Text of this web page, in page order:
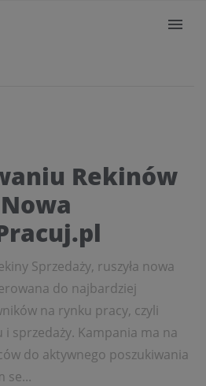
Rekinów
Sprzedaży, ruszyła nowa
do najbardziej
na rynku pracy, czyli
sprzedaży. Kampania ma na
do aktywnego poszukiwania
se...